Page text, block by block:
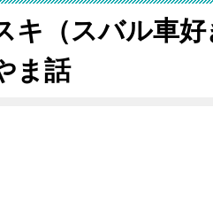
キ（スバル車
ま話